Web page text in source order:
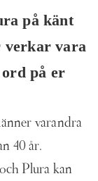
på känt
verkar vara
på er
varandra
40 år.
Plura kan